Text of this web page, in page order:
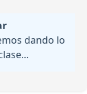
dando lo